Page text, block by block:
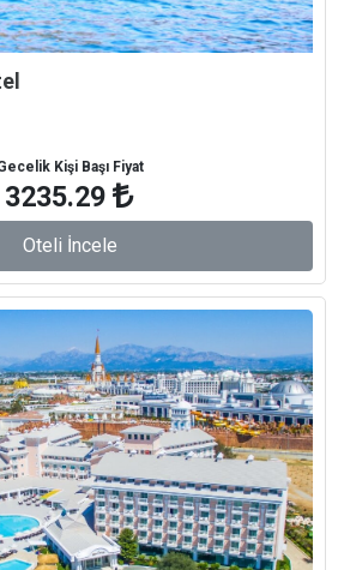
Kişi Başı Fiyat
3235.29
Oteli İncele